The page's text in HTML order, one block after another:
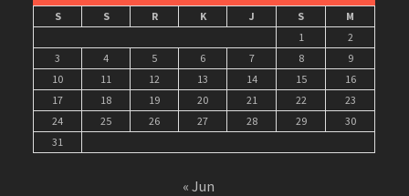
S S R K J S
M
1
2
3
4 5 6 7 8
9
10
11 12 13 14 15
16
17
18 19 20 21 22
23
24
25 26 27 28 29
30
31
« Jun